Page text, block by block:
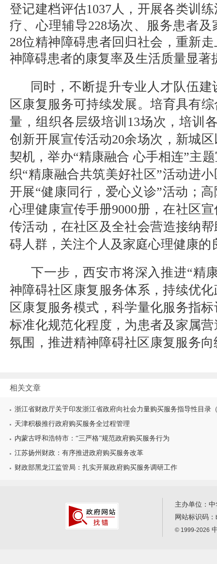
登记建档评估1037人，开展各类训
疗、心理辅导228场次、服务患者及
28位精神障碍患者回归社会，重新
神障碍患者的康复率及生活质量显著
同时，不断提升专业人才队伍
区康复服务可持续发展。培育具有
量，组织各层级培训 13场次，培训
创新开展宣传活动20余场次，新城
契机，举办“精康融合 心手相连”主
织“精康融合共筑美好社区”活动进
开展“健康同行，爱心义诊”活动；
心理健康宣传手册9000册，在社区
传活动，在社区及全社会营造接纳
碍人群，关注个人及家庭心理健康的
下一步，西安市将深入推进“精
神障碍社区康复服务体系，持续优
区康复服务模式，科学量化服务指
标准化规范化程度，为患者及家属
氛围，推进精神障碍社区康复服务
相关文章
浙江省财政厅关于印发浙江省政府向社会力量购买服务指导性目录
天津积极推行政府购买服务全过程管理
内蒙古呼和浩特市：“三严格”规范政府购买服务行为
江苏扬州财政：有序推进政府购买服务改革
财政部黑龙江监管局：扎实开展政府购买服务调研工作
主办单位：
网站标识码：
© 1999-2026